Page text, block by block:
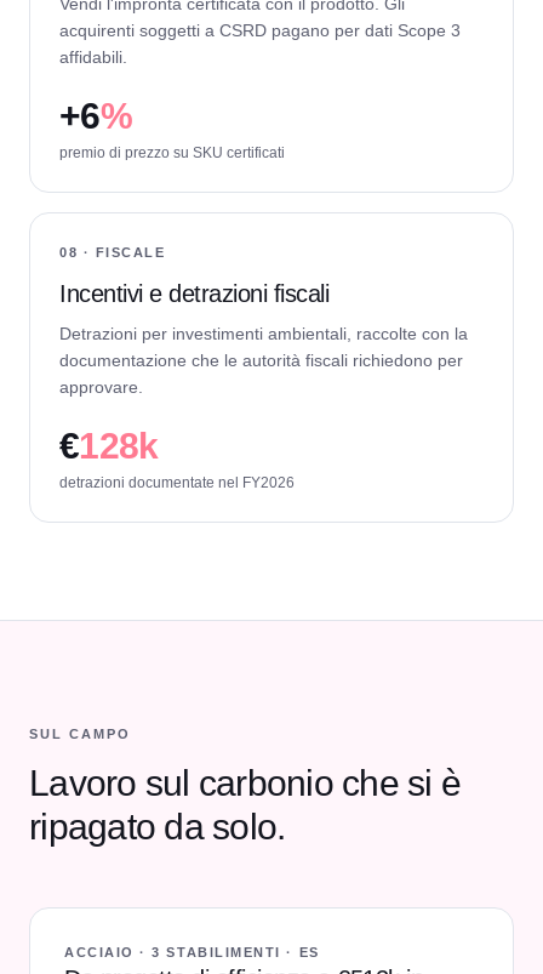
acquirenti soggetti a CSRD pagano per dati Scope 3
affidabili.
+6%
premio di prezzo su SKU certificati
08 · FISCALE
Incentivi e detrazioni fiscali
Detrazioni per investimenti ambientali, raccolte con la
documentazione che le autorità fiscali richiedono per
approvare.
€128k
detrazioni documentate nel FY2026
SUL CAMPO
Lavoro sul carbonio che si è
ripagato da solo.
ACCIAIO · 3 STABILIMENTI · ES